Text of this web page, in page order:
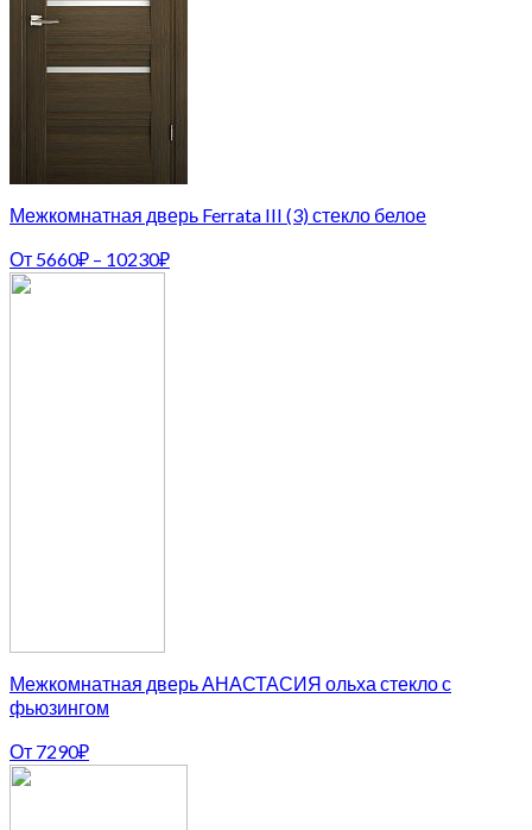
Межкомнатная дверь Ferrata III (3) стекло белое
От 5660₽ – 10230₽
Межкомнатная дверь АНАСТАСИЯ ольха стекло с
фьюзингом
От 7290₽